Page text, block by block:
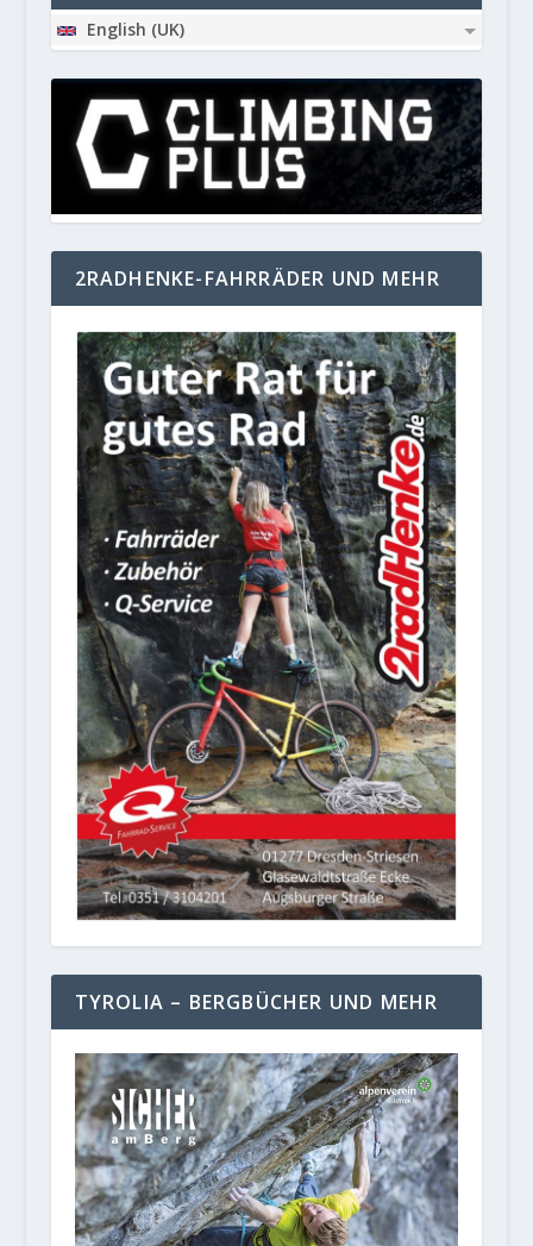
English (UK)
2RADHENKE-FAHRRÄDER UND MEHR
TYROLIA – BERGBÜCHER UND MEHR